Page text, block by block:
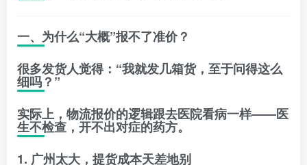
一、为什么“大概”报不了准价？
很多发货人觉得：“我就发几箱货，至于问得这么
细吗？”
实际上，物流报价的逻辑跟去医院看病一样——医
生不检查，开不出对症的药方。
1. 广州太大，提货成本天差地别